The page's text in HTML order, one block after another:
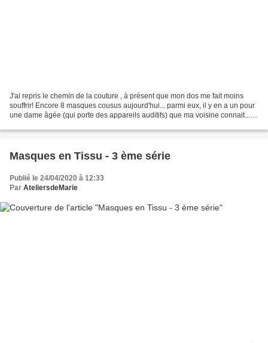
J'ai repris le chemin de la couture , à présent que mon dos me fait moins
souffrir! Encore 8 masques cousus aujourd'hui... parmi eux, il y en a un pour
une dame âgée (qui porte des appareils auditifs) que ma voisine connait... Si
Masques en Tissu - 3 ème série
Publié le 24/04/2020 à 12:33
Par AteliersdeMarie